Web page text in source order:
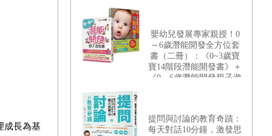
成長為基
嬰幼兒發展專家親授！0
～6歲潛能開發全方位套
書（二冊）：《0~3歲寶
寶14階段潛能開發書》＋
《0～6歲潛能開發親子遊
提問與討論的教育奇蹟：
每天對話10分鐘，激發思